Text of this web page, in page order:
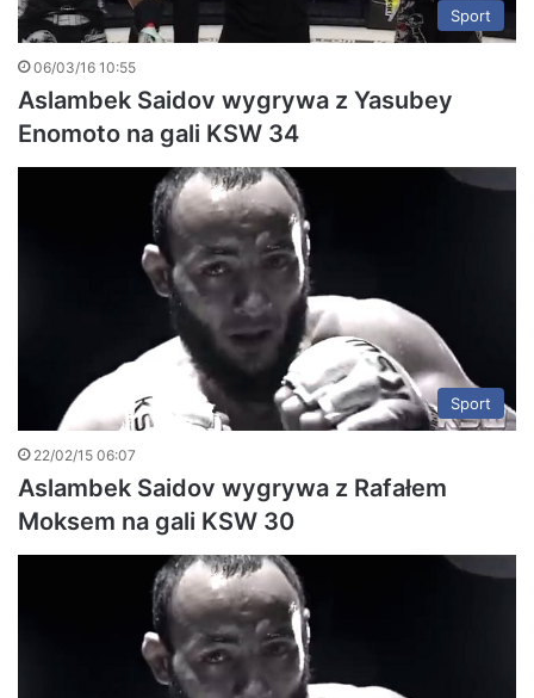
Sport
06/03/16 10:55
Aslambek Saidov wygrywa z Yasubey
Enomoto na gali KSW 34
Sport
22/02/15 06:07
Aslambek Saidov wygrywa z Rafałem
Moksem na gali KSW 30